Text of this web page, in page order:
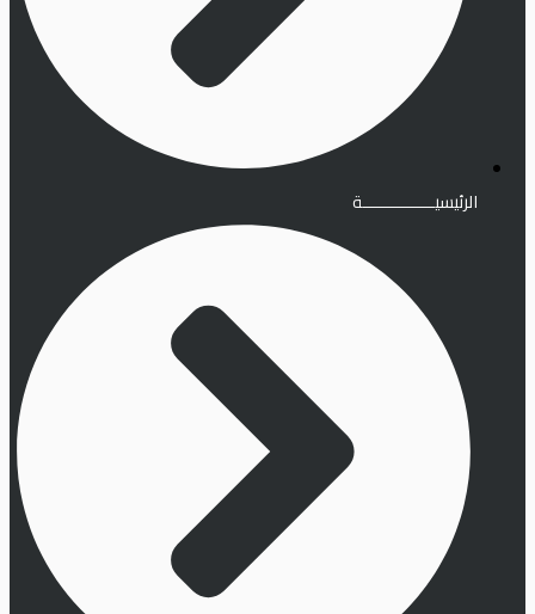
الرئيسيـــــــــــــــة